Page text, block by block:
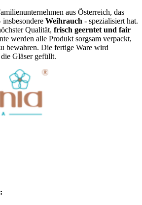
aus Österreich, das
Weihrauch - spezialisiert hat.
Qualität, frisch geerntet und fair
werden alle Produkt sorgsam verpackt,
bewahren. Die fertige Ware wird
Gläser gefüllt.